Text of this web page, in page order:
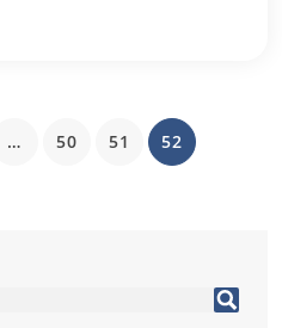
… 50 51 52